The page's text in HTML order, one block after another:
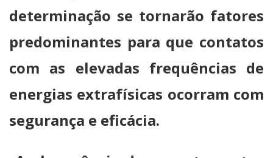
determinação se tornarão fatores
predominantes para que contatos
com as elevadas frequências de
energias extrafísicas ocorram com
segurança e eficácia.